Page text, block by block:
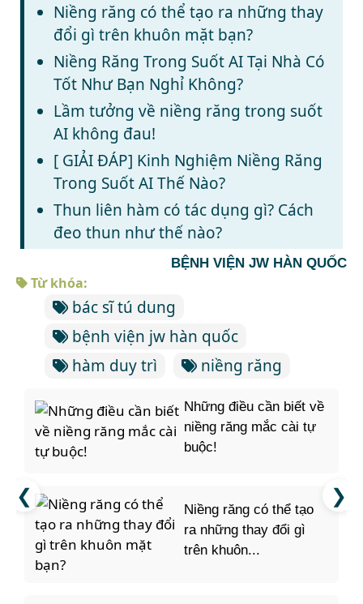
Niềng răng có thể tạo ra những thay
đổi gì trên khuôn mặt bạn?
Niềng Răng Trong Suốt AI Tại Nhà Có
Tốt Như Bạn Nghỉ Không?
Lầm tưởng về niềng răng trong suốt
AI không đau!
[ GIẢI ĐÁP] Kinh Nghiệm Niềng Răng
Trong Suốt AI Thế Nào?
Thun liên hàm có tác dụng gì? Cách
đeo thun như thế nào?
BỆNH VIỆN JW HÀN QUỐC
Từ khóa:
bác sĩ tú dung
bệnh viện jw hàn quốc
hàm duy trì
niềng răng
Những điều cần biết về
niềng răng mắc cài tự
buộc!
Niềng răng có thể tạo
ra những thay đổi gì
trên khuôn...